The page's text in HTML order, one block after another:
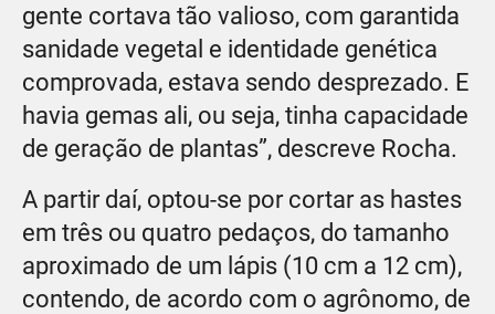
gente cortava tão valioso, com garantida
sanidade vegetal e identidade genética
comprovada, estava sendo desprezado. E
havia gemas ali, ou seja, tinha capacidade
de geração de plantas”, descreve Rocha.
A partir daí, optou-se por cortar as hastes
em três ou quatro pedaços, do tamanho
aproximado de um lápis (10 cm a 12 cm),
contendo, de acordo com o agrônomo, de